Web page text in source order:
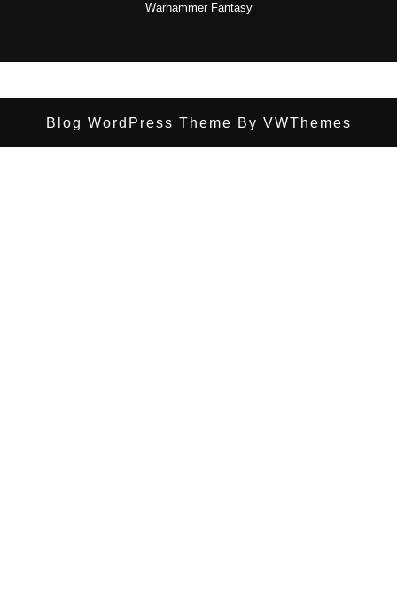
Warhammer Fantasy
Blog WordPress Theme By VWThemes